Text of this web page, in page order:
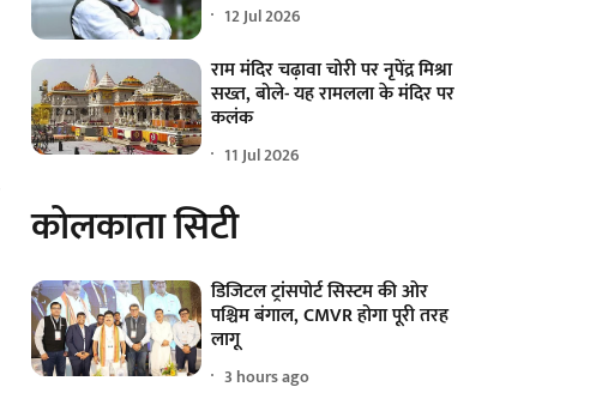
12 Jul 2026
राम मंदिर चढ़ावा चोरी पर नृपेंद्र मिश्रा
सख्त, बोले- यह रामलला के मंदिर पर
कलंक
11 Jul 2026
कोलकाता सिटी
डिजिटल ट्रांसपोर्ट सिस्टम की ओर
पश्चिम बंगाल, CMVR होगा पूरी तरह
लागू
3 hours ago